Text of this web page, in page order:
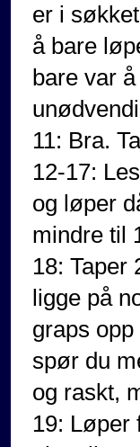
er i
å bare
bare var
11: Bra.
12-17:
og løper
mindre til
18: Taper
ligge på
graps
spør du
og raskt,
19: Løper